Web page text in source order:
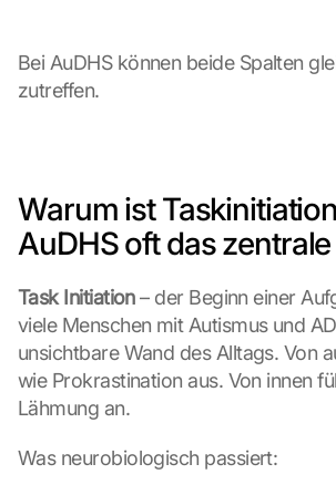
Bei AuDHS können beide Spalten
zutreffen.
Warum ist
AuDHS oft das
Task Initiation – der Beginn einer
viele Menschen mit Autismus und
unsichtbare Wand des Alltags. Von
wie Prokrastination aus. Von innen
Lähmung an.
Was neurobiologisch passiert: